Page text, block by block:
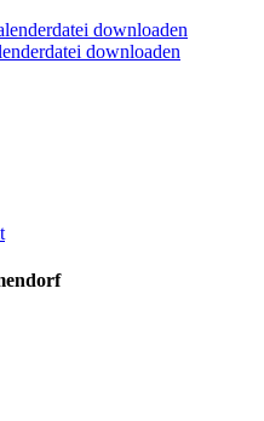
downloaden
downloaden